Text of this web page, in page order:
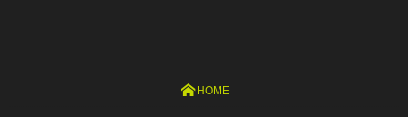
HOME